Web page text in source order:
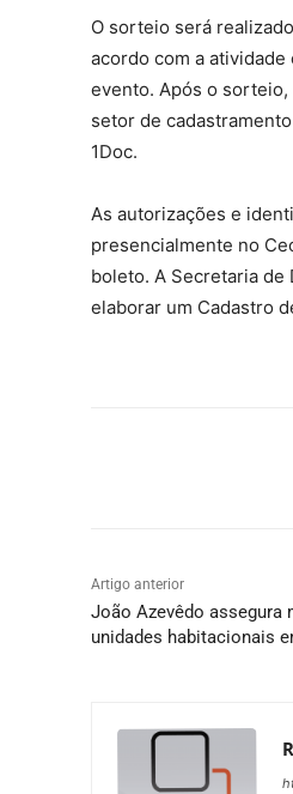
O sorteio será
acordo com a
evento. Após o
setor de
1Doc.
As autorizações e
presencialmente no
boleto. A Secretaria de
elaborar um Cadastro
Artigo anterior
João Azevêdo assegura
unidades habitacionais